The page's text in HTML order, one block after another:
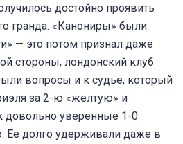
достойно проявить
гранда. «Канониры» были
— это потом признал даже
стороны, лондонский клуб
вопросы и к судье, который
за 2-ю «желтую» и
довольно уверенные 1-0
Ее долго удерживали даже в